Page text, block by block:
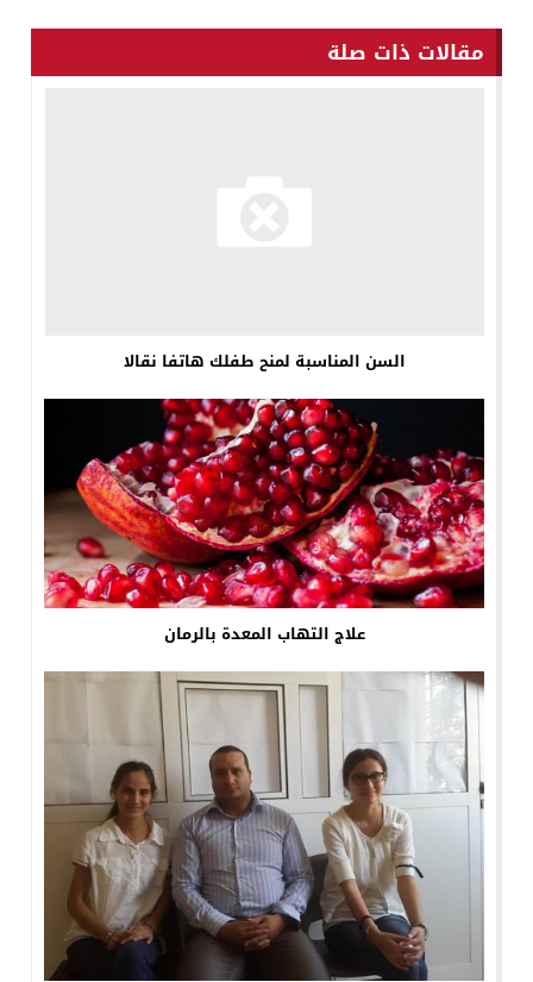
مقالات ذات صلة
السن المناسبة لمنح طفلك هاتفا نقالا
علاج التهاب المعدة بالرمان